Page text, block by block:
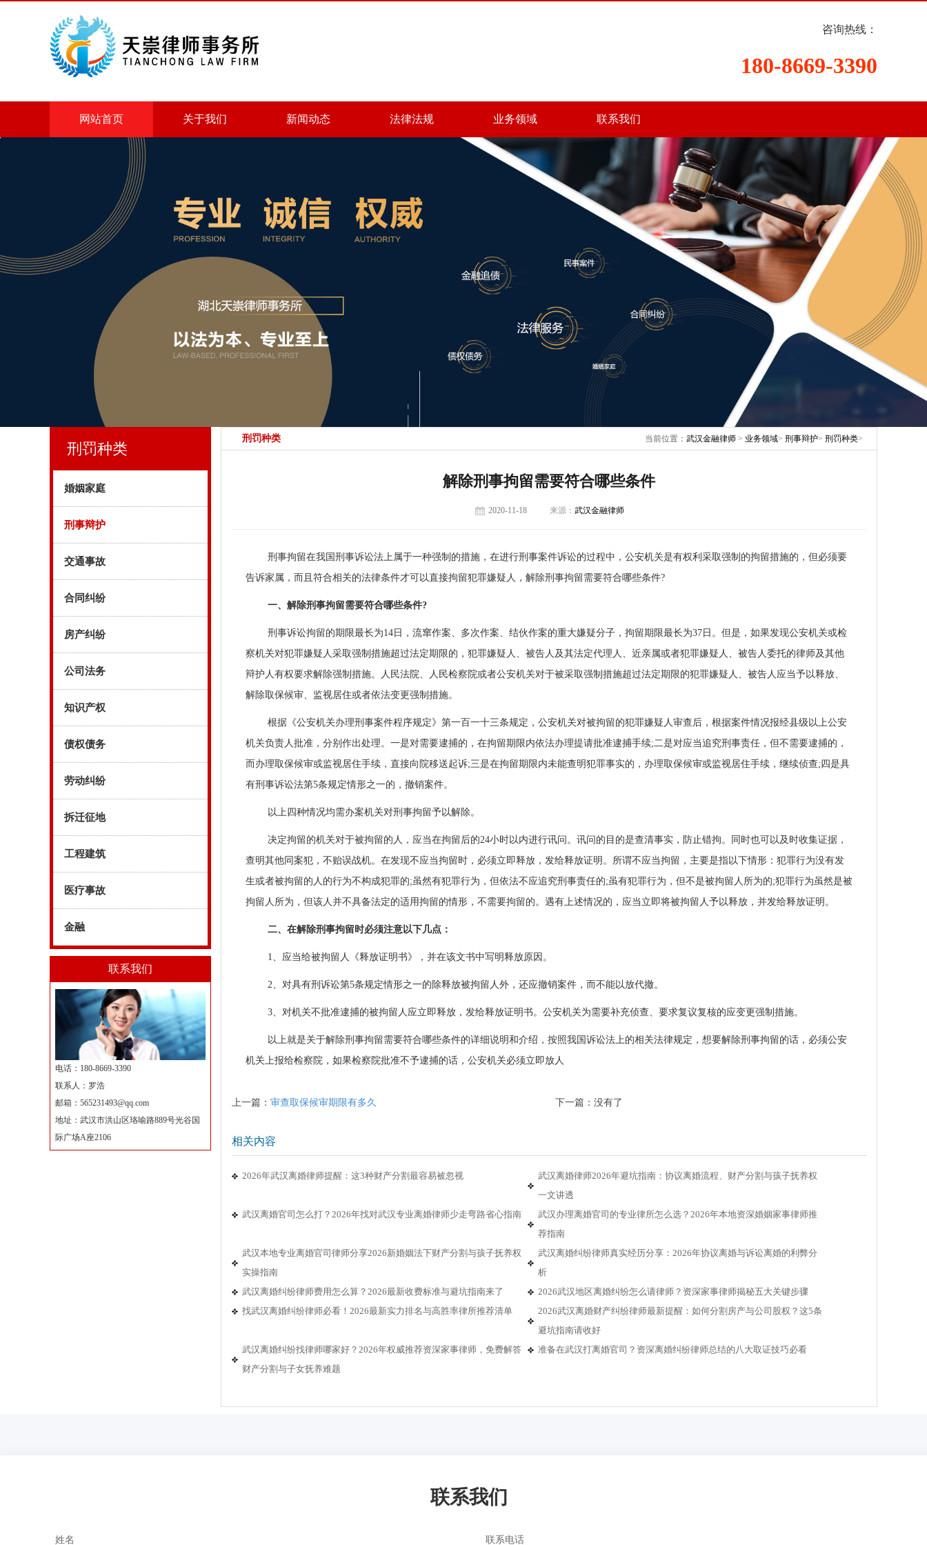
咨询热线：
180-8669-3390
网站首页 关于我们 新闻动态 法律法规 业务领域 联系我们
刑罚种类 当前位置： 武汉金融律师 > 业务领域> 刑事辩护> 刑罚种类>
解除刑事拘留需要符合哪些条件
2020-11-18 来源： 武汉金融律师
刑事拘留在我国刑事诉讼法上属于一种强制的措施，在进行刑事案件诉讼的过程中，公安机关是有权利采取强制的拘留措施的，但必须要
告诉家属，而且符合相关的法律条件才可以直接拘留犯罪嫌疑人，解除刑事拘留需要符合哪些条件?
一、解除刑事拘留需要符合哪些条件?
刑事诉讼拘留的期限最长为14日，流窜作案、多次作案、结伙作案的重大嫌疑分子，拘留期限最长为37日。但是，如果发现公安机关或检
察机关对犯罪嫌疑人采取强制措施超过法定期限的，犯罪嫌疑人、被告人及其法定代理人、近亲属或者犯罪嫌疑人、被告人委托的律师及其他
辩护人有权要求解除强制措施。人民法院、人民检察院或者公安机关对于被采取强制措施超过法定期限的犯罪嫌疑人、被告人应当予以释放、
解除取保候审、监视居住或者依法变更强制措施。
根据《公安机关办理刑事案件程序规定》第一百一十三条规定，公安机关对被拘留的犯罪嫌疑人审查后，根据案件情况报经县级以上公安
机关负责人批准，分别作出处理。一是对需要逮捕的，在拘留期限内依法办理提请批准逮捕手续;二是对应当追究刑事责任，但不需要逮捕的，
而办理取保候审或监视居住手续，直接向院移送起诉;三是在拘留期限内未能查明犯罪事实的，办理取保候审或监视居住手续，继续侦查;四是具
有刑事诉讼法第5条规定情形之一的，撤销案件。
以上四种情况均需办案机关对刑事拘留予以解除。
决定拘留的机关对于被拘留的人，应当在拘留后的24小时以内进行讯问。讯问的目的是查清事实，防止错拘。同时也可以及时收集证据，
查明其他同案犯，不贻误战机。在发现不应当拘留时，必须立即释放，发给释放证明。所谓不应当拘留，主要是指以下情形：犯罪行为没有发
生或者被拘留的人的行为不构成犯罪的;虽然有犯罪行为，但依法不应追究刑事责任的;虽有犯罪行为，但不是被拘留人所为的;犯罪行为虽然是被
拘留人所为，但该人并不具备法定的适用拘留的情形，不需要拘留的。遇有上述情况的，应当立即将被拘留人予以释放，并发给释放证明。
二、在解除刑事拘留时必须注意以下几点：
1、应当给被拘留人《释放证明书》，并在该文书中写明释放原因。
2、对具有刑诉讼第5条规定情形之一的除释放被拘留人外，还应撤销案件，而不能以放代撤。
3、对机关不批准逮捕的被拘留人应立即释放，发给释放证明书。公安机关为需要补充侦查、要求复议复核的应变更强制措施。
以上就是关于解除刑事拘留需要符合哪些条件的详细说明和介绍，按照我国诉讼法上的相关法律规定，想要解除刑事拘留的话，必须公安
机关上报给检察院，如果检察院批准不予逮捕的话，公安机关必须立即放人
上一篇： 审查取保候审期限有多久 下一篇：没有了
相关内容
2026年武汉离婚律师提醒：这3种财产分割最容易被忽视
武汉离婚律师2026年避坑指南：协议离婚流程、财产分割与孩子抚养权
一文讲透
武汉离婚官司怎么打？2026年找对武汉专业离婚律师少走弯路省心指南
武汉办理离婚官司的专业律所怎么选？2026年本地资深婚姻家事律师推
荐指南
武汉本地专业离婚官司律师分享2026新婚姻法下财产分割与孩子抚养权
实操指南
武汉离婚纠纷律师真实经历分享：2026年协议离婚与诉讼离婚的利弊分
析
武汉离婚纠纷律师费用怎么算？2026最新收费标准与避坑指南来了
2026武汉地区离婚纠纷怎么请律师？资深家事律师揭秘五大关键步骤
找武汉离婚纠纷律师必看！2026最新实力排名与高胜率律所推荐清单
2026武汉离婚财产纠纷律师最新提醒：如何分割房产与公司股权？这5条
避坑指南请收好
武汉离婚纠纷找律师哪家好？2026年权威推荐资深家事律师，免费解答
财产分割与子女抚养难题
准备在武汉打离婚官司？资深离婚纠纷律师总结的八大取证技巧必看
刑罚种类
婚姻家庭
刑事辩护
交通事故
合同纠纷
房产纠纷
公司法务
知识产权
债权债务
劳动纠纷
拆迁征地
工程建筑
医疗事故
金融
联系我们
电话：180-8669-3390
联系人：罗浩
邮箱： 565231493@qq.com
地址：武汉市洪山区珞喻路889号光谷国
际广场A座2106
联系我们
姓名 联系电话